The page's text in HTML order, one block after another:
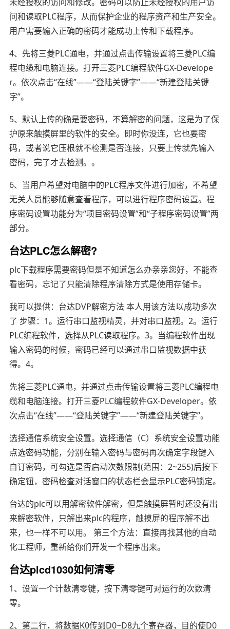
问和读取PLC程序，从而保护企业的程序资产和生产安全。
用户需要输入正确的密码才能成功上传和下载程序。
4、先将三菱PLC通电，并通过点击传输设置将三菱PLC编
程电缆和电脑连接。打开三菱PLC编程软件GX-Develope
r。依次点击“在线”——“登陆关键字”——“新建登陆关键
字”。
5、默认上传的确是要密码，不算解密的问题，这是为了保
护原来触摸屏里的软件的安全。即时你没连，它也要密
码，或者说它压根就不检测是否连接，只要上传就先输入
密码，完了才去检测。。
6、当用户希望对电脑中的PLC程序文件进行加密，不希望
无关人员能够随意查看程序，可以进行程序密码设置。程
序密码设置功能分为“项目密码设置”和“子程序密码设置”两
部分。
台达PLC怎么解密?
plc下载程序需要密码但是不知道怎么办亲亲您好，不能查
看密码，忘记了只能清除程序清除方式是使用存储卡。
我可以提供：台达DVP解密方法 本人用该方法以成功多次
了 步骤：1。运行串口监视精灵，并对串口监视。2。运行
PLC编程软件，选择从PLC读取程序。3。当编程软件出现
输入密码的时候，密码已经可以通过串口监视数据中获
得。4。
先将三菱PLC通电，并通过点击传输设置将三菱PLC编程电
缆和电脑连接。打开三菱PLC编程软件GX-Developer。依
次点击“在线”——“登陆关键字”——“新建登陆关键字”。
选择通信系统安全设置。选择通信（C）系统安全设置功能
点选密码功能，分别在输入密码与密码再次确定字段键入
自订密码，可勾选是否启动次数限制(范围：2~255)后按下
确定钮，密码检查对话窗口的状态栏会显示PLC密码锁定。
台达的plc可以用解密软件解密，但是触摸屏暂时还没有出
来解密软件，只解出来plc的程序，触摸屏的程序解不出
来，也一样不可以用。 第三个方法：直接再找其他的自动
化工程师，重新给你们开发一个程序出来。
台达plcd1030如何清零
1、设置一个计数清零键，按下清零键可对运行的次数清
零。
2、第二行，将数据K0传到D0~D8九个寄存器，目的使D0